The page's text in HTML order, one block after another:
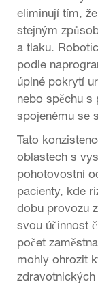
eliminují tím,
stejným
a tlaku.
podle
úplné pokrytí
nebo spěchu s
spojenému se
Tato
oblastech s
pohotovostní
pacienty, kde
dobu provozu
svou účinnost
počet
mohly ohrozit
zdravotnických